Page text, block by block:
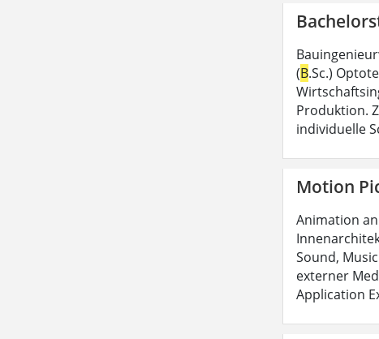
(B.Sc.)
Produktion.
individuelle
Motion
Animation
Sound,
externer
Application